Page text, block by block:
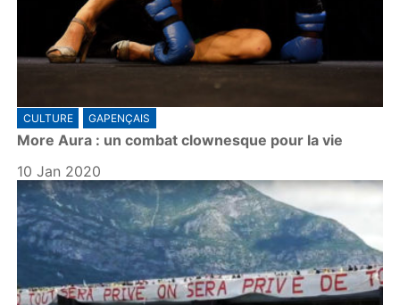
CULTURE GAPENÇAIS
More Aura : un combat clownesque pour la vie
10 Jan 2020